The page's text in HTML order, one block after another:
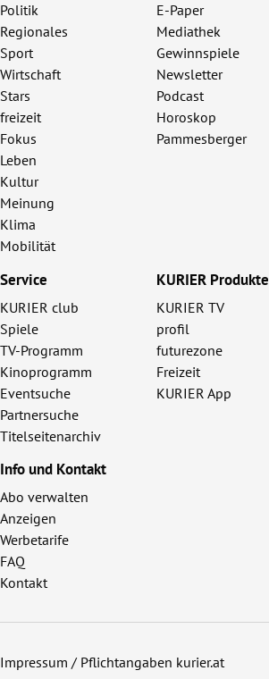
Politik
Regionales
Sport
Wirtschaft
Stars
freizeit
Fokus
Leben
Kultur
Meinung
Klima
Mobilität
E-Paper
Mediathek
Gewinnspiele
Newsletter
Podcast
Horoskop
Pammesberger
Service
KURIER club
Spiele
TV-Programm
Kinoprogramm
Eventsuche
Partnersuche
Titelseitenarchiv
KURIER Produkte
KURIER TV
profil
futurezone
Freizeit
KURIER App
Info und Kontakt
Abo verwalten
Anzeigen
Werbetarife
FAQ
Kontakt
Impressum / Pflichtangaben kurier.at